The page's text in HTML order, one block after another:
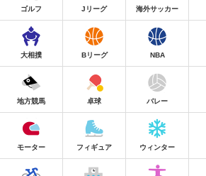
ゴルフ Jリーグ 海外サッカー
大相撲 Bリーグ NBA
地方競馬 卓球 バレー
モーター フィギュア ウィンター